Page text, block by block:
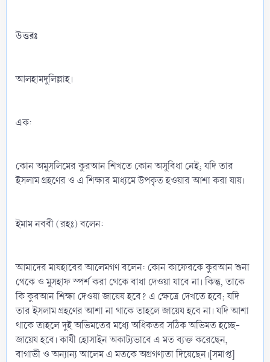
উত্তরঃ
আলহামদুলিল্লাহ।
এক:
কোন অমুসলিমের কুরআন শিখতে কোন অসুবিধা নেই; যদি তার
ইসলাম গ্রহণের ও এ শিক্ষার মাধ্যমে উপকৃত হওয়ার আশা করা যায়।
ইমাম নববী (রহঃ) বলেন:
আমাদের মাযহাবের আলেমগণ বলেন: কোন কাফেরকে কুরআন শুনা
থেকে ও মুসহাফ স্পর্শ করা থেকে বাধা দেওয়া যাবে না। কিন্তু, তাকে
কি কুরআন শিক্ষা দেওয়া জায়েয হবে? এ ক্ষেত্রে দেখতে হবে; যদি
তার ইসলাম গ্রহণের আশা না থাকে তাহলে জায়েয হবে না। যদি আশা
থাকে তাহলে দুই অভিমতের মধ্যে অধিকতর সঠিক অভিমত হচ্ছে-
জায়েয হবে। কাযী হোসাইন অকাট্যভাবে এ মত ব্যক্ত করেছেন,
বাগাভী ও অন্যান্য আলেম এ মতকে অগ্রগণ্যতা দিয়েছেন।[সমাপ্ত]